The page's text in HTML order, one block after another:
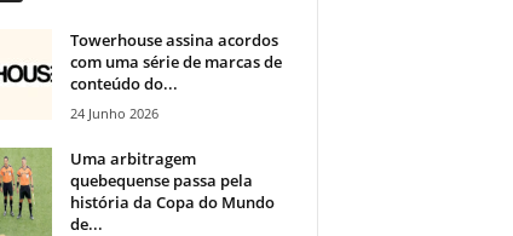
Towerhouse assina acordos
com uma série de marcas de
conteúdo do...
24 Junho 2026
Uma arbitragem
quebequense passa pela
história da Copa do Mundo
de...